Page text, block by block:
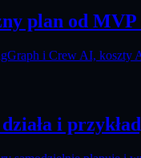
plan od
i Crew AI,
i